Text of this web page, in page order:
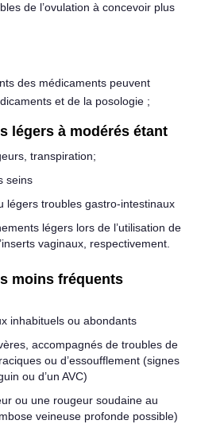
de l’ovulation à concevoir plus
des médicaments peuvent
et de la posologie ;
légers à modérés étant
transpiration;
seins
légers troubles gastro-intestinaux
légers lors de l’utilisation de
vaginaux, respectivement.
moins fréquents
inhabituels ou abondants
accompagnés de troubles de
ou d’essoufflement (signes
ou d’un AVC)
ou une rougeur soudaine au
veineuse profonde possible)